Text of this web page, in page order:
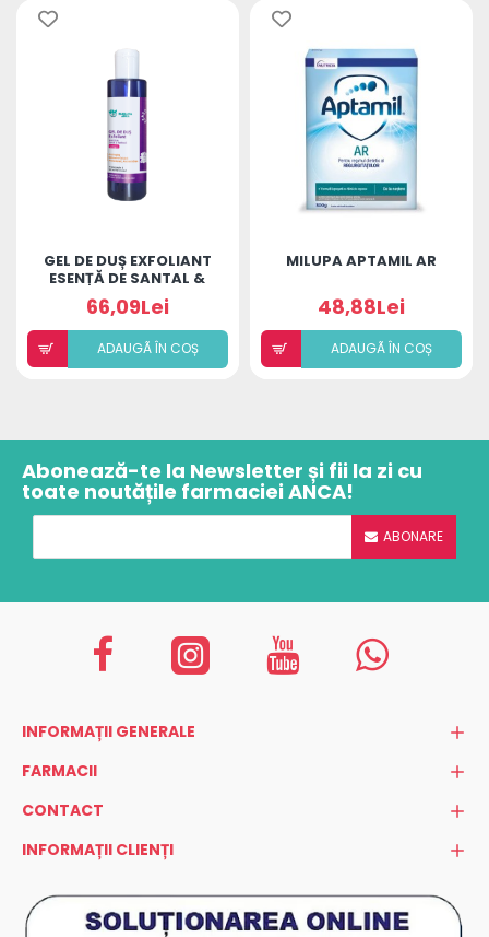
GEL DE DUȘ EXFOLIANT
ESENȚĂ DE SANTAL &
PATCHOULI COLAGEN
66,09Lei
ADAUGÃ ÎN COȘ
MILUPA APTAMIL AR
48,88Lei
ADAUGÃ ÎN COȘ
Abonează-te la Newsletter și fii la zi cu
toate noutățile farmaciei ANCA!
ABONARE
INFORMAȚII GENERALE
FARMACII
CONTACT
INFORMAȚII CLIENȚI